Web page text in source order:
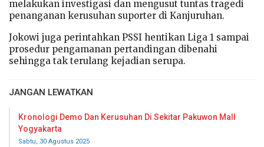
melakukan investigasi dan mengusut tuntas tragedi
penanganan kerusuhan suporter di Kanjuruhan.
Jokowi juga perintahkan PSSI hentikan Liga 1 sampai
prosedur pengamanan pertandingan dibenahi
sehingga tak terulang kejadian serupa.
JANGAN LEWATKAN
Kronologi Demo Dan Kerusuhan Di Sekitar Pakuwon Mall
Yogyakarta
Sabtu, 30 Agustus 2025